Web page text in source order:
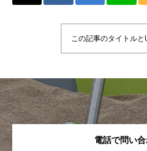
この記事のタイトル
電話で問い